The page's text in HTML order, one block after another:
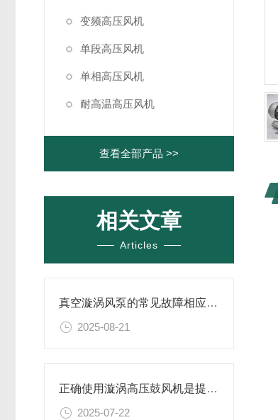
变频高压风机
单段高压风机
单相高压风机
耐高温高压风机
查看全部产品 >>
相关文章
Articles
真空漩涡风泵的常见故障相应解决方案分享
2025-08-21
正确使用漩涡高压鼓风机是提升效率与安全性的关键
2025-07-22